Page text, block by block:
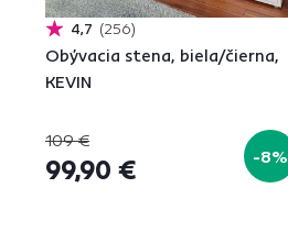
4,7 256
Obývacia stena, biela/čierna,
KEVIN
109 €
99,90 € -8%